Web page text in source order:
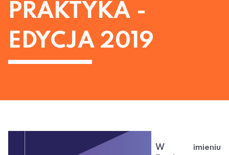
PRAKTYKA -
EDYCJA 2019
W imieniu